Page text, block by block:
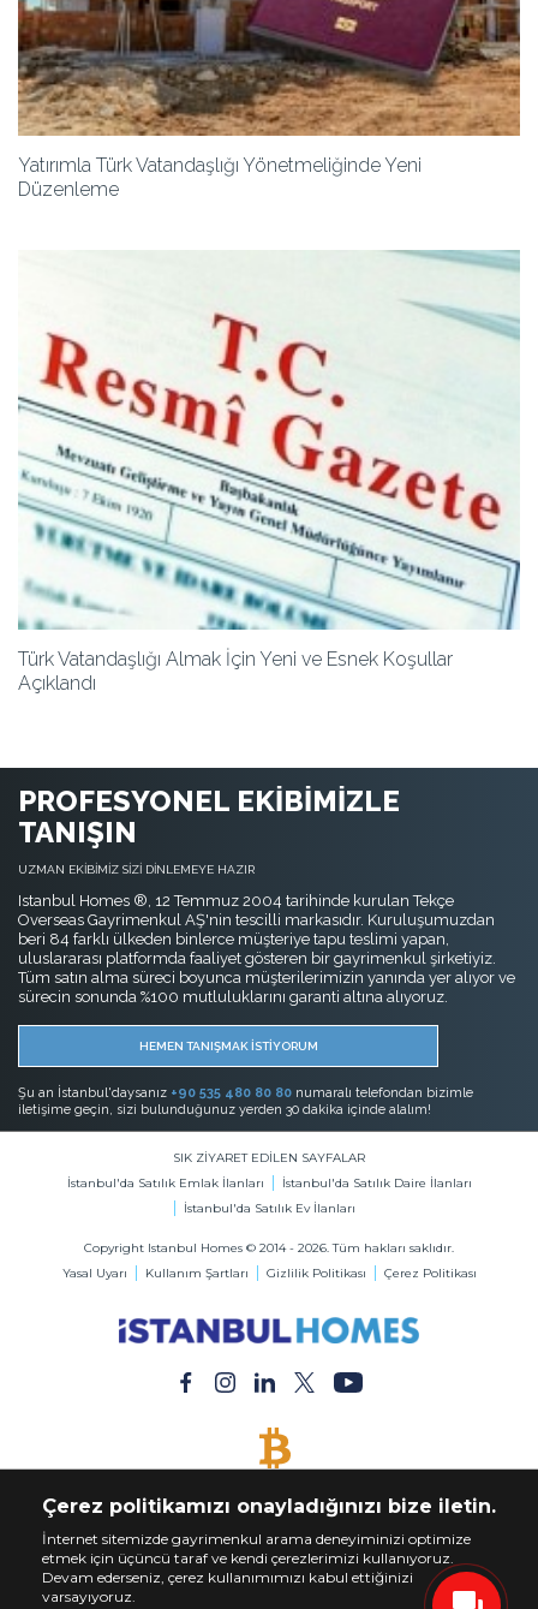
Yatırımla Türk Vatandaşlığı Yönetmeliğinde Yeni
Düzenleme
Türk Vatandaşlığı Almak İçin Yeni ve Esnek Koşullar
Açıklandı
PROFESYONEL EKİBİMİZLE
TANIŞIN
UZMAN EKİBİMİZ SİZİ DİNLEMEYE HAZIR
Istanbul Homes ®, 12 Temmuz 2004 tarihinde kurulan Tekçe
Overseas Gayrimenkul AŞ'nin tescilli markasıdır. Kuruluşumuzdan
beri 84 farklı ülkeden binlerce müşteriye tapu teslimi yapan,
uluslararası platformda faaliyet gösteren bir gayrimenkul şirketiyiz.
Tüm satın alma süreci boyunca müşterilerimizin yanında yer alıyor ve
sürecin sonunda %100 mutluluklarını garanti altına alıyoruz.
HEMEN TANIŞMAK İSTİYORUM
Şu an İstanbul'daysanız +90 535 480 80 80 numaralı telefondan bizimle
iletişime geçin, sizi bulunduğunuz yerden 30 dakika içinde alalım!
SIK ZİYARET EDİLEN SAYFALAR
İstanbul'da Satılık Emlak İlanları
İstanbul'da Satılık Daire İlanları
İstanbul'da Satılık Ev İlanları
Copyright Istanbul Homes © 2014 - 2026. Tüm hakları saklıdır.
Yasal Uyarı
Kullanım Şartları Gizlilik Politikası Çerez Politikası
Bitcoin ile Dilediğiniz Mülkü Satın Alın
Çerez politikamızı onayladığınızı bize iletin.
İnternet sitemizde gayrimenkul arama deneyiminizi optimize
etmek için üçüncü taraf ve kendi çerezlerimizi kullanıyoruz.
Devam ederseniz, çerez kullanımımızı kabul ettiğinizi
varsayıyoruz.